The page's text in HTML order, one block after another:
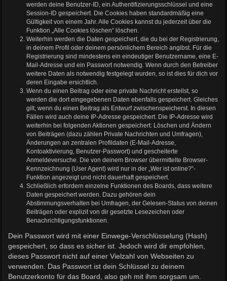
werden deine Benutzer-ID, ein Authentifizierungsschlüssel und eine
Session-ID gespeichert. Die Cookies haben standardmäßig eine
Gültigkeit von einem Jahr. Alle Cookies kannst du jederzeit über die
Funktion „Alle Cookies löschen“ löschen.
Weiterhin werden die Daten gespeichert, die du bei der Registrierung,
in deinem Profil oder deinem persönlichem Bereich angibst. Für die
Registrierung sind mindestens ein eindeutiger Benutzername, eine E-
Mail-Adresse und ein Passwort notwendig. Wenn durch den Betreiber
weitere Daten als notwendig festgelegt wurden, so ist dies für dich vor
deren Eingabe ersichtlich.
Wenn du einen Beitrag oder eine private Nachricht erstellst, so
werden die dort eingegebenen Daten ebenfalls gespeichert. Gleiches
gilt, wenn du einen Beitrag als Entwurf zwischenspeicherst. In diesen
Fällen wird auch deine IP-Adresse gespeichert. Die IP-Adresse wird
weiterhin bei folgenden Aktionen gespeichert: Löschen und Ändern
von Beiträgen (dazu zählen Private Nachrichten und Umfragen),
Änderungen an zentralen Profildaten (E-Mail-Adresse,
Kontoaktivierung, Benutzer-Passwort) und gescheiterte
Anmeldeversuche. Die von deinem Browser übermittelte Browser-
Kennzeichnung (User Agent) wird nur in der „Wer ist online?“-
Funktion angezeigt und nicht dauerhaft gespeichert.
Schließlich erfordern einzelne Funktionen des Boards, dass weitere
Daten gespeichert werden. Dazu gehören dein
Abstimmungsverhalten bei Umfragen, der Gelesen-Status von deinen
Beiträgen oder explizit von dir gesetzte Lesezeichen oder
Benachrichtigungsfunktionen.
Dein Passwort wird mit einer Einwege-Verschlüsselung (Hash)
gespeichert, so dass es sicher ist. Jedoch wird dir empfohlen,
dieses Passwort nicht auf einer Vielzahl von Webseiten zu
verwenden. Das Passwort ist dein Schlüssel zu deinem
Benutzerkonto für das Board, also geh mit ihm sorgsam um.